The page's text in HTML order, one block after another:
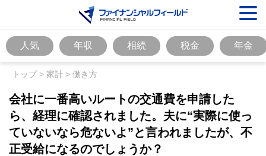
人気 年収 相続 税金 年金
トップ> 家計 > 働き方
会社に一番高いルートの交通費を申請した
ら、経理に確認されました。夫に“実際に使っ
ていないなら危ないよ”と言われましたが、不
正受給になるのでしょうか？